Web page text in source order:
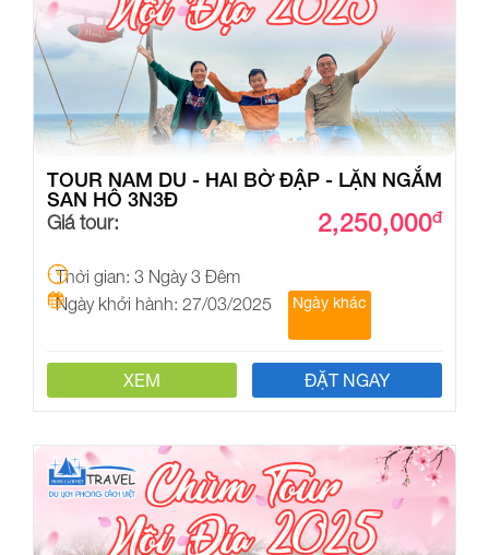
TOUR NAM DU - HAI BỜ ĐẬP - LẶN NGẮM
SAN HÔ 3N3Đ
Giá tour: 2,250,000đ
Thời gian: 3 Ngày 3 Đêm
Ngày khởi hành: 27/03/2025
Ngày khác
XEM ĐẶT NGAY